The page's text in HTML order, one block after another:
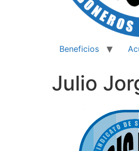
Beneficios
Julio